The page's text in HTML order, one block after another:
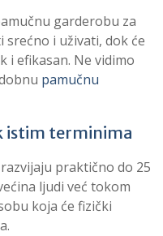
garderobu za
srećno i uživati, dok će
i efikasan. Ne vidimo
pamučnu
istim terminima
praktično do 25
ljudi već tokom
koja će fizički